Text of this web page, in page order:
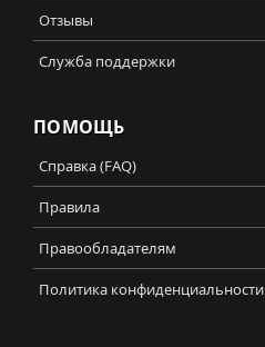
Отзывы
Служба поддержки
ПОМОЩЬ
Справка (FAQ)
Правила
Правообладателям
Политика конфиденциальности